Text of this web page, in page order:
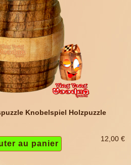
Knobelspiel Holzpuzzle
12,00 €